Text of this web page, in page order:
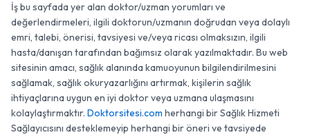
İş bu sayfada yer alan doktor/uzman yorumları ve
değerlendirmeleri, ilgili doktorun/uzmanın doğrudan veya dolaylı
emri, talebi, önerisi, tavsiyesi ve/veya ricası olmaksızın, ilgili
hasta/danışan tarafından bağımsız olarak yazılmaktadır. Bu web
sitesinin amacı, sağlık alanında kamuoyunun bilgilendirilmesini
sağlamak, sağlık okuryazarlığını artırmak, kişilerin sağlık
ihtiyaçlarına uygun en iyi doktor veya uzmana ulaşmasını
kolaylaştırmaktır. Doktorsitesi.com herhangi bir Sağlık Hizmeti
Sağlayıcısını desteklemeyip herhangi bir öneri ve tavsiyede